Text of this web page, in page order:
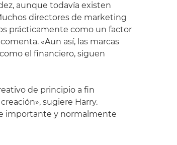
aunque todavía existen
directores de marketing
prácticamente como un factor
«Aun así, las marcas
el financiero, siguen
de principio a fin
sugiere Harry.
importante y normalmente